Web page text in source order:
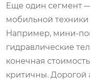
Еще один сегмент
мобильной
Например, мини-
гидравлические
конечная
критичны. Дорогой